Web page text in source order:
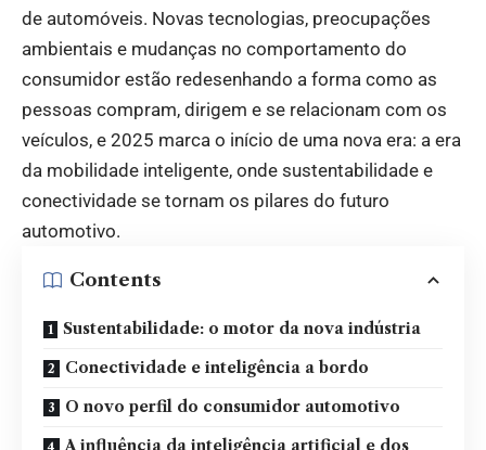
de automóveis. Novas tecnologias, preocupações
ambientais e mudanças no comportamento do
consumidor estão redesenhando a forma como as
pessoas compram, dirigem e se relacionam com os
veículos, e 2025 marca o início de uma nova era: a era
da mobilidade inteligente, onde sustentabilidade e
conectividade se tornam os pilares do futuro
automotivo.
Contents
Sustentabilidade: o motor da nova indústria
Conectividade e inteligência a bordo
O novo perfil do consumidor automotivo
A influência da inteligência artificial e dos